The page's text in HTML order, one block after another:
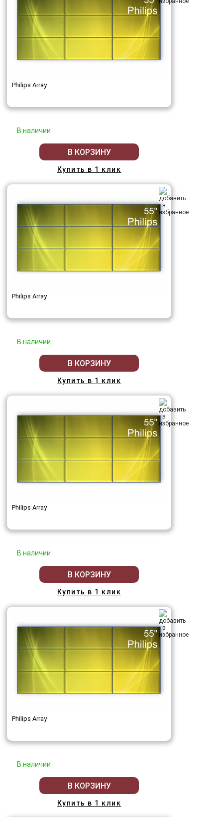
Philips Array
В наличии
В КОРЗИНУ
Купить в 1 клик
Philips Array
В наличии
В КОРЗИНУ
Купить в 1 клик
Philips Array
В наличии
В КОРЗИНУ
Купить в 1 клик
Philips Array
В наличии
В КОРЗИНУ
Купить в 1 клик